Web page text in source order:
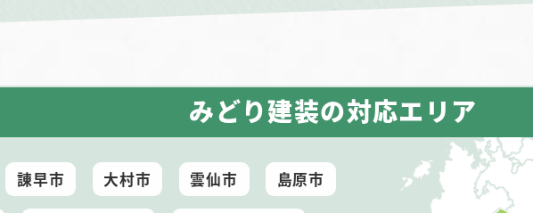
みどり建装の対応エリア
諌早市 大村市 雲仙市 島原市